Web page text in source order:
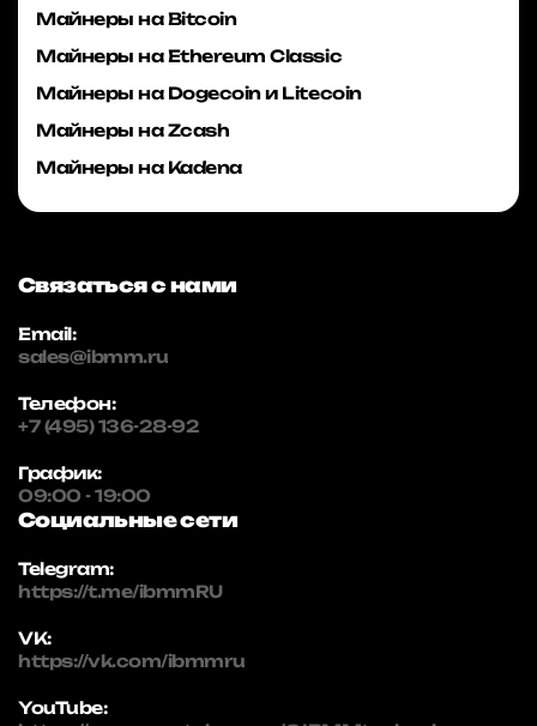
Майнеры на Bitcoin
Майнеры на Ethereum Classic
Майнеры на Dogecoin и Litecoin
Майнеры на Zcash
Майнеры на Kadena
Связаться с нами
Email:
sales@ibmm.ru
Телефон:
+7 (495) 136-28-92
График:
09:00 - 19:00
Социальные сети
Telegram:
https://t.me/ibmmRU
VK:
https://vk.com/ibmmru
YouTube: